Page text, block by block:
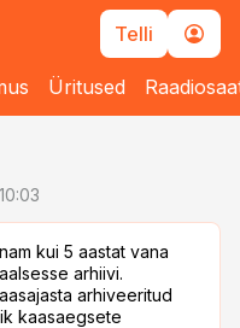
Telli
Üritused
kui 5 aastat vana
arhiivi.
arhiveeritud
kaasaegsete